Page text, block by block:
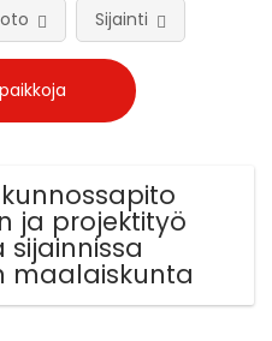
Sijainti
ja projektityö
maalaiskunta